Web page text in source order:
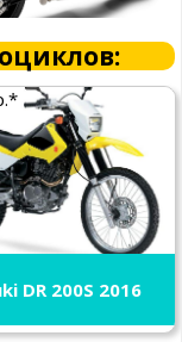
DR 200S 2016